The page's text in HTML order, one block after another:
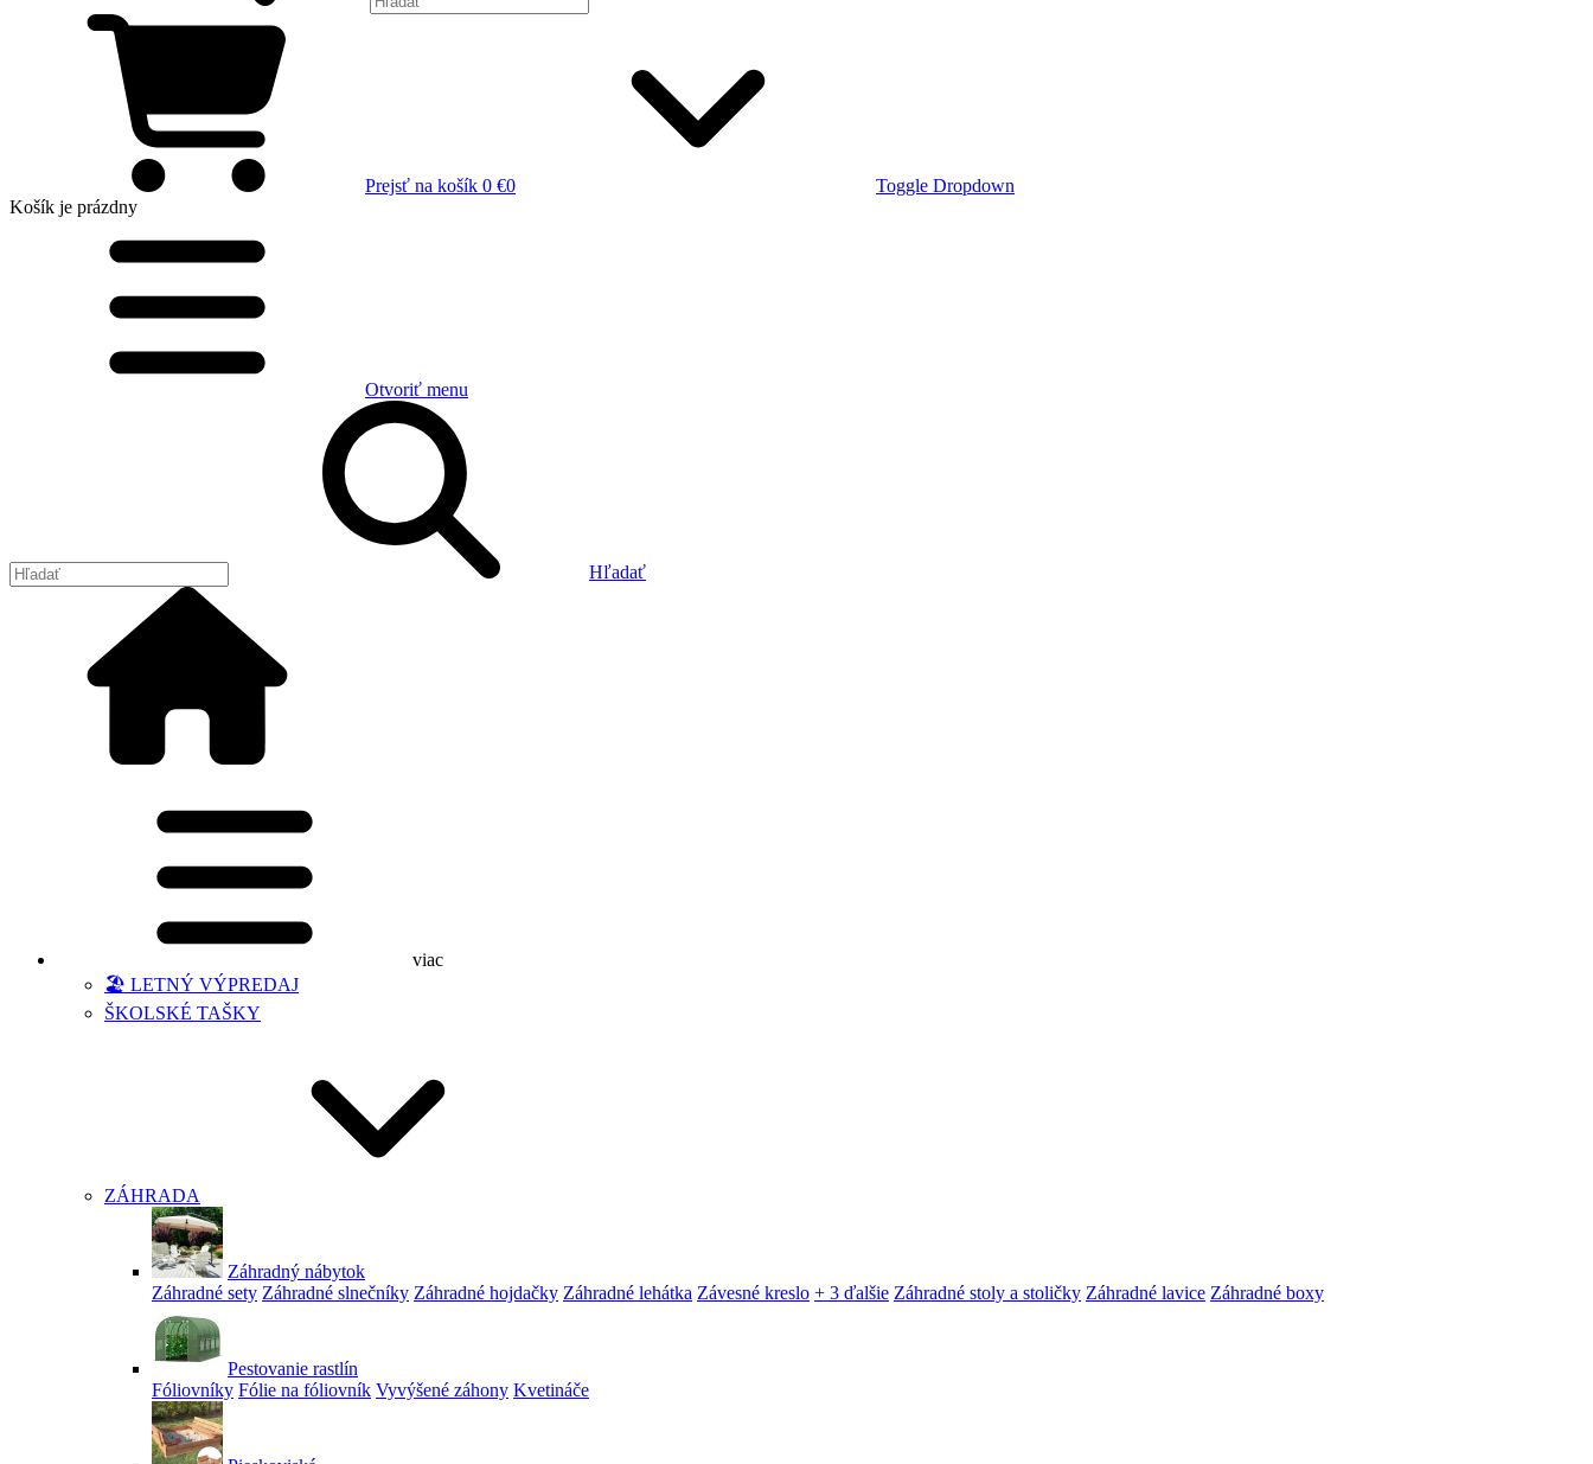
Prejsť na košík 0 €0
Toggle Dropdown
Košík je prázdny
Otvoriť menu
Hľadať
viac
🏖️ LETNÝ VÝPREDAJ
ŠKOLSKÉ TAŠKY
ZÁHRADA
Záhradný nábytok
Záhradné sety Záhradné slnečníky Záhradné hojdačky Záhradné lehátka Závesné kreslo + 3 ďalšie Záhradné stoly a stoličky Záhradné lavice Záhradné boxy
Pestovanie rastlín
Fóliovníky Fólie na fóliovník Vyvýšené záhony Kvetináče